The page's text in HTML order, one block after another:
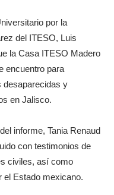
por la
del ITESO, Luis
la Casa ITESO Madero
encuentro para
desaparecidas y
en Jalisco.
informe, Tania Renaud
con testimonios de
civiles, así como
el Estado mexicano.